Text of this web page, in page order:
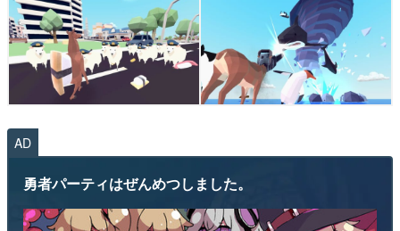
AD
勇者パーティはぜんめつしました。